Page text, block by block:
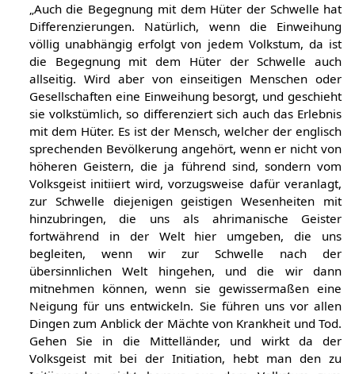
„Auch die Begegnung mit dem Hüter der Schwelle hat
Differenzierungen. Natürlich, wenn die Einweihung
völlig unabhängig erfolgt von jedem Volkstum, da ist
die Begegnung mit dem Hüter der Schwelle auch
allseitig. Wird aber von einseitigen Menschen oder
Gesellschaften eine Einweihung besorgt, und geschieht
sie volkstümlich, so differenziert sich auch das Erlebnis
mit dem Hüter. Es ist der Mensch, welcher der englisch
sprechenden Bevölkerung angehört, wenn er nicht von
höheren Geistern, die ja führend sind, sondern vom
Volksgeist initiiert wird, vorzugsweise dafür veranlagt,
zur Schwelle diejenigen geistigen Wesenheiten mit
hinzubringen, die uns als ahrimanische Geister
fortwährend in der Welt hier umgeben, die uns
begleiten, wenn wir zur Schwelle nach der
übersinnlichen Welt hingehen, und die wir dann
mitnehmen können, wenn sie gewissermaßen eine
Neigung für uns entwickeln. Sie führen uns vor allen
Dingen zum Anblick der Mächte von Krankheit und Tod.
Gehen Sie in die Mittelländer, und wirkt da der
Volksgeist mit bei der Initiation, hebt man den zu